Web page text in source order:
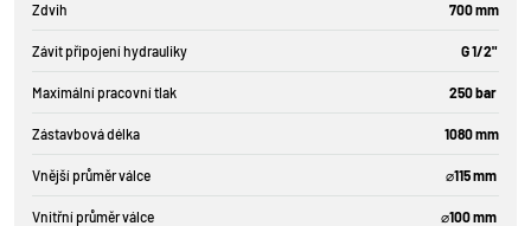
Zdvih 700 mm
Závit připojení hydrauliky G 1/2"
Maximální pracovní tlak 250 bar
Zástavbová délka 1080 mm
Vnější průměr válce ⌀115 mm
Vnitřní průměr válce ⌀100 mm